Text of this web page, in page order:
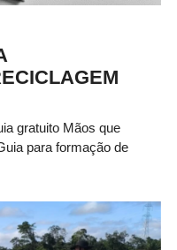
gratuito Mãos que
para formação de